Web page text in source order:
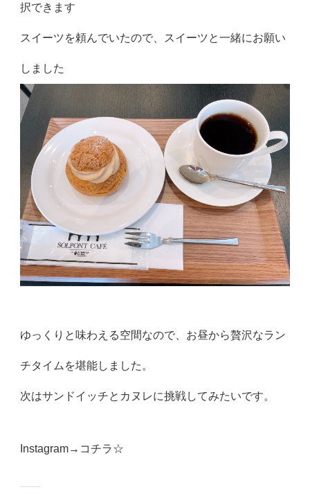
択できます
スイーツを頼んでいたので、スイーツと一緒にお願い
しました
ゆっくりと味わえる空間なので、お昼から贅沢なラン
チタイムを堪能しました。
次はサンドイッチとカヌレに挑戦してみたいです。
Instagram→ コチラ☆